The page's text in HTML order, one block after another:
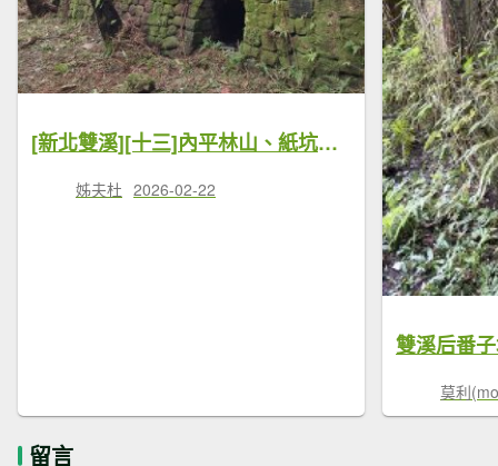
[新北雙溪][十三]內平林山、紙坑、平林山、上林山、東內平林山、后番仔坑山、番子坑山、大坑山
姊夫杜 2026-02-22
莫利
留言